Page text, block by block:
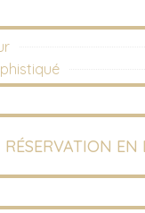
RÉSERVATION EN